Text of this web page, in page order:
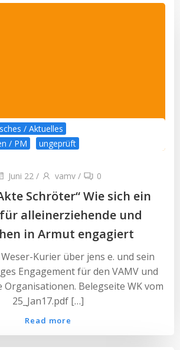
/ Aktuelles
/ PM
ungeprüft
Juni 22 / vamv / 0
Schröter“ Wie sich ein
alleinerziehende und
in Armut engagiert
Kurier über jens e. und sein
Engagement für den VAMV und
Belegseite WK vom
25_Jan17.pdf […]
Read more